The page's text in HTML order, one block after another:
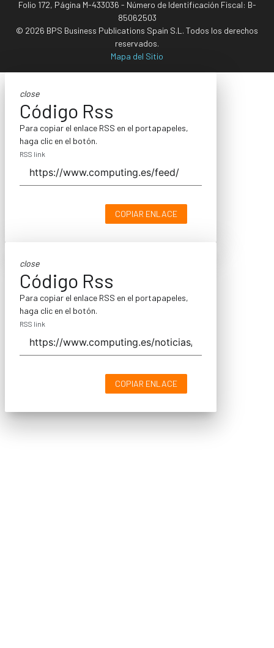
Folio 172, Página M-433036 - Número de Identificación Fiscal: B-
85062503
© 2026 BPS Business Publications Spain S.L. Todos los derechos
reservados.
Mapa del Sitio
close
Código Rss
Para copiar el enlace RSS en el portapapeles,
haga clic en el botón.
RSS link
COPIAR ENLACE
close
Código Rss
Para copiar el enlace RSS en el portapapeles,
haga clic en el botón.
RSS link
COPIAR ENLACE